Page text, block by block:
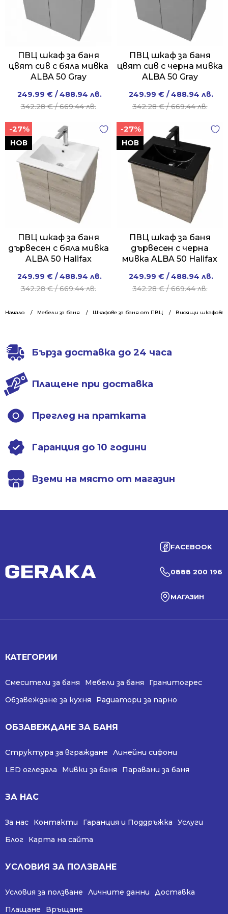
Начало Мебели за баня Шкафове за баня от ПВЦ Висящи шкафове
ПВЦ шкаф за баня
цвят сив с бяла мивка
ALBA 50 Gray
342.28€/ 669.44 лв.
Original
price
342.28 €
669.44 лв..
249.99 € / 488.94 лв.
Current
price
249.99 €
488.94 лв..
ПВЦ шкаф за баня
цвят сив с черна мивка
ALBA 50 Gray
342.28€/ 669.44 лв.
Original
price
342.28 €
/
669.44 лв..
249.99 € / 488.94 лв.
Current
price
249.99 €
/
488.94 лв..
НОВ
-27%
ПВЦ шкаф за баня
дървесен с бяла мивка
ALBA 50 Halifax
342.28€/ 669.44 лв.
Original
price
342.28 €
249.99 € / 488.94 лв.
Current
price
249.99 €
НОВ
-27%
ПВЦ шкаф за баня
дървесен с черна
мивка ALBA 50 Halifax
342.28€/ 669.44 лв.
Original
price
342.28 €
249.99 € / 488.94 лв.
Current
price
249.99 €
Бърза доставка до 24 часа
Плащене при доставка
Преглед на пратката
Гаранция до 10 години
Вземи на място от магазин
FACEBOOK
0888 200 196
МАГАЗИН
КАТЕГОРИИ
Смесители за баня Мебели за баня
Гранитогрес
Обзавеждане за кухня
Радиатори за парно
ОБЗАВЕЖДАНЕ ЗА БАНЯ
Структура за вграждане
Линейни сифони
LED огледала
Мивки за баня Паравани за баня
ЗА НАС
За нас Контакти Гаранция и Поддръжка
Услуги
Блог
Карта на сайта
УСЛОВИЯ ЗА ПОЛЗВАНЕ
Условия за ползване Личните данни
Доставка
Плащане
Връщане